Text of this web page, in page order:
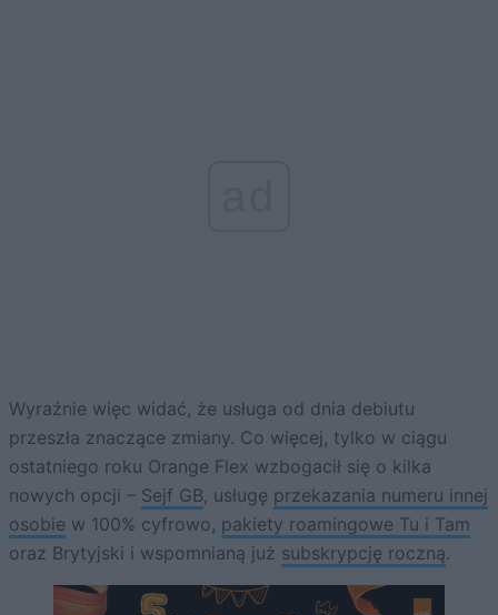
Wyraźnie więc widać, że usługa od dnia debiutu
przeszła znaczące zmiany. Co więcej, tylko w ciągu
ostatniego roku Orange Flex wzbogacił się o kilka
nowych opcji – Sejf GB, usługę przekazania numeru innej
osobie w 100% cyfrowo, pakiety roamingowe Tu i Tam
oraz Brytyjski i wspomnianą już subskrypcję roczną.